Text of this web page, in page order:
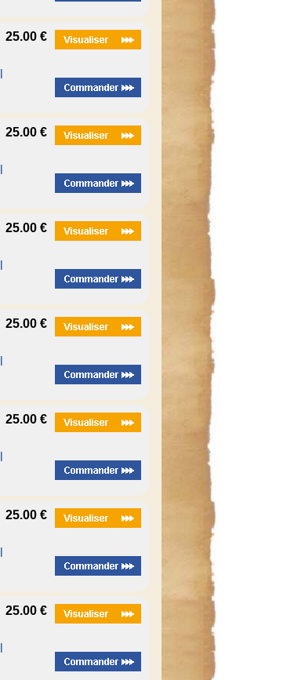
25.00 €
25.00 €
25.00 €
25.00 €
25.00 €
25.00 €
25.00 €